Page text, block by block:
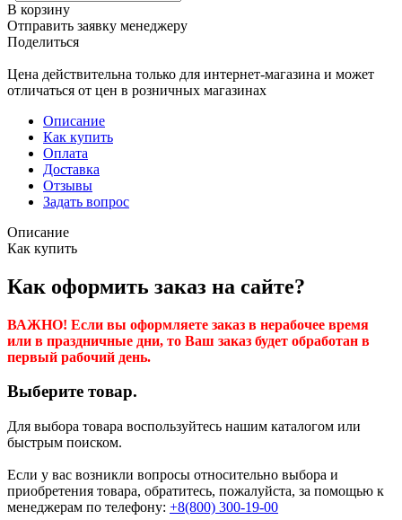
В корзину
Отправить заявку менеджеру
Поделиться
Цена действительна только для интернет-магазина и может
отличаться от цен в розничных магазинах
Описание
Как купить
Оплата
Доставка
Отзывы
Задать вопрос
Описание
Как купить
Как оформить заказ на сайте?
ВАЖНО! Если вы оформляете заказ в нерабочее время
или в праздничные дни, то Ваш заказ будет обработан в
первый рабочий день.
Выберите товар.
Для выбора товара воспользуйтесь нашим каталогом или
быстрым поиском.
Если у вас возникли вопросы относительно выбора и
приобретения товара, обратитесь, пожалуйста, за помощью к
менеджерам по телефону: +8(800) 300-19-00